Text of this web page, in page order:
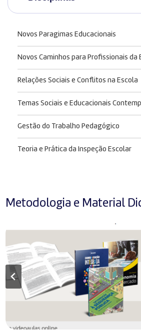
Novos Paragimas Educacionais
Novos Caminhos para Profissionais da
Relações Sociais e Conflitos na Escola
Temas Sociais e Educacionais
Gestão do Trabalho Pedagógico
Teoria e Prática da Inspeção Escolar
Metodologia e Material